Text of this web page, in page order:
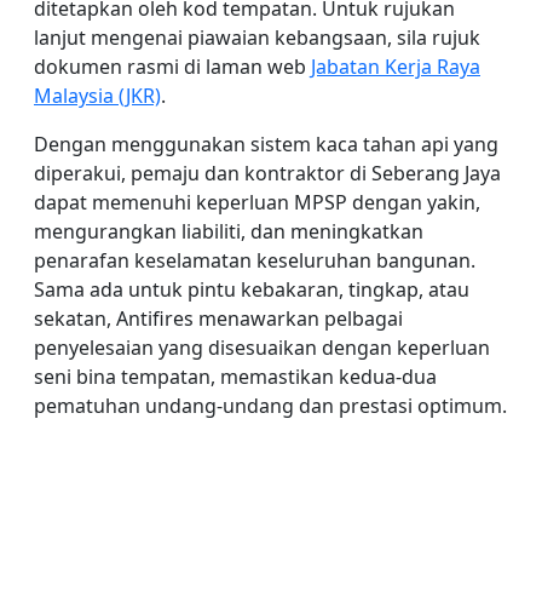
ditetapkan oleh kod tempatan. Untuk rujukan
lanjut mengenai piawaian kebangsaan, sila rujuk
dokumen rasmi di laman web Jabatan Kerja Raya
Malaysia (JKR).
Dengan menggunakan sistem kaca tahan api yang
diperakui, pemaju dan kontraktor di Seberang Jaya
dapat memenuhi keperluan MPSP dengan yakin,
mengurangkan liabiliti, dan meningkatkan
penarafan keselamatan keseluruhan bangunan.
Sama ada untuk pintu kebakaran, tingkap, atau
sekatan, Antifires menawarkan pelbagai
penyelesaian yang disesuaikan dengan keperluan
seni bina tempatan, memastikan kedua-dua
pematuhan undang-undang dan prestasi optimum.